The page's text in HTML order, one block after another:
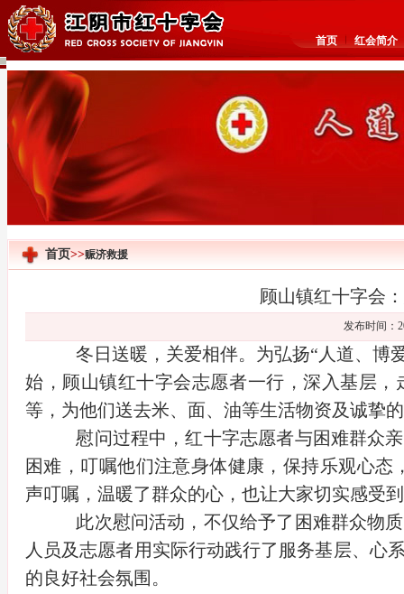
首页 红会简介
首页>>赈济救援
顾山镇红十字会
发布时间：
冬日送暖，关爱相伴。为弘扬“人道、博
始，顾山镇红十字会志愿者一行，深入基层
等，为他们送去米、面、油等生活物资及诚挚
慰问过程中，红十字志愿者与困难群众
困难，叮嘱他们注意身体健康，保持乐观心
声叮嘱，温暖了群众的心，也让大家切实感受
此次慰问活动，不仅给予了困难群众物
人员及志愿者用实际行动践行了服务基层、心
的良好社会氛围。